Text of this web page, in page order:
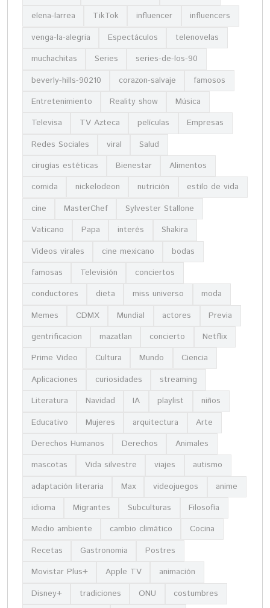
elena-larrea
TikTok influencer
influencers
venga-la-alegria
Espectáculos
telenovelas
muchachitas
Series
series-de-los-90
beverly-hills-90210
corazon-salvaje
famosos
Entretenimiento
Reality show
Música
Televisa
TV Azteca películas
Empresas
Redes Sociales
viral
Salud
cirugías estéticas
Bienestar
Alimentos
comida
nickelodeon nutrición
estilo de vida
cine
MasterChef
Sylvester Stallone
Vaticano
Papa interés
Shakira
Videos virales
cine mexicano
bodas
famosas
Televisión
conciertos
conductores
dieta miss universo
moda
Memes
CDMX Mundial actores
Previa
gentrificacion
mazatlan concierto
Netflix
Prime Video
Cultura Mundo
Ciencia
Aplicaciones
curiosidades
streaming
Literatura
Navidad IA playlist
niños
Educativo
Mujeres arquitectura
Arte
Derechos Humanos
Derechos
Animales
mascotas
Vida silvestre viajes
autismo
adaptación literaria
Max videojuegos
anime
idioma
Migrantes Subculturas
Filosofía
Medio ambiente
cambio climático
Cocina
Recetas
Gastronomia
Postres
Movistar Plus+
Apple TV
animación
Disney+
tradiciones ONU
costumbres